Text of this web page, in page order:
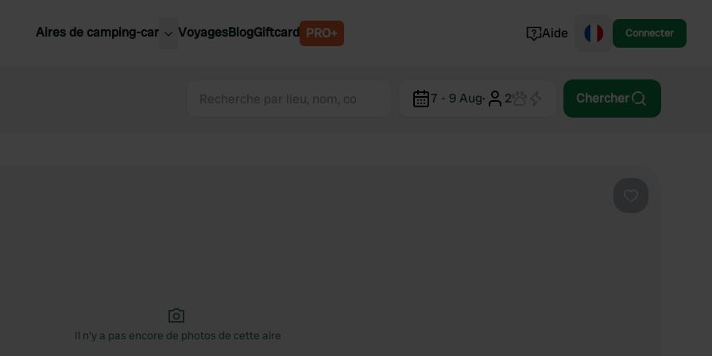
Aires de camping-car
Slovénie
VoyagesBlogGiftcard PRO+ Aide Connecter
7 - 9 Aug· 2 Chercher
Il n'y a pas encore de photos de cette aire